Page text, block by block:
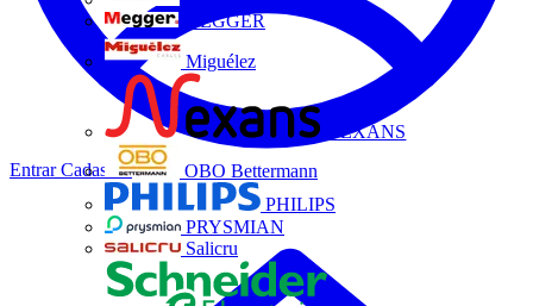
MEGGER
Miguélez
NEXANS
OBO Bettermann
PHILIPS
PRYSMIAN
Salicru
EntrarCadastrar